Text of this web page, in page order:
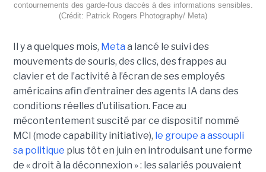
contournements des garde-fous daccès à des informations sensibles.
(Crédit: Patrick Rogers Photography/ Meta)
Il y a quelques mois, Meta a lancé le suivi des
mouvements de souris, des clics, des frappes au
clavier et de l’activité à l’écran de ses employés
américains afin d’entraîner des agents IA dans des
conditions réelles d’utilisation. Face au
mécontentement suscité par ce dispositif nommé
MCI (mode capability initiative), le groupe a assoupli
sa politique plus tôt en juin en introduisant une forme
de « droit à la déconnexion » : les salariés pouvaient